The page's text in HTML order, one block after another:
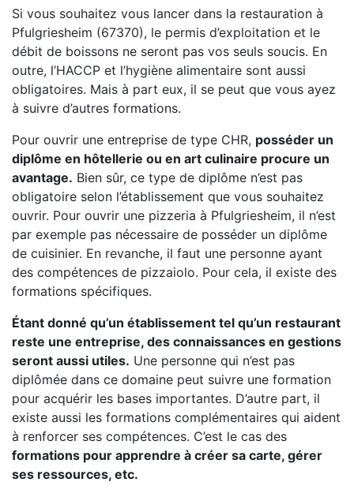
Si vous souhaitez vous lancer dans la restauration à
Pfulgriesheim (67370), le permis d’exploitation et le
débit de boissons ne seront pas vos seuls soucis. En
outre, l’HACCP et l’hygiène alimentaire sont aussi
obligatoires. Mais à part eux, il se peut que vous ayez
à suivre d’autres formations.
Pour ouvrir une entreprise de type CHR, posséder un
diplôme en hôtellerie ou en art culinaire procure un
avantage. Bien sûr, ce type de diplôme n’est pas
obligatoire selon l’établissement que vous souhaitez
ouvrir. Pour ouvrir une pizzeria à Pfulgriesheim, il n’est
par exemple pas nécessaire de posséder un diplôme
de cuisinier. En revanche, il faut une personne ayant
des compétences de pizzaiolo. Pour cela, il existe des
formations spécifiques.
Étant donné qu’un établissement tel qu’un restaurant
reste une entreprise, des connaissances en gestions
seront aussi utiles. Une personne qui n’est pas
diplômée dans ce domaine peut suivre une formation
pour acquérir les bases importantes. D’autre part, il
existe aussi les formations complémentaires qui aident
à renforcer ses compétences. C’est le cas des
formations pour apprendre à créer sa carte, gérer
ses ressources, etc.